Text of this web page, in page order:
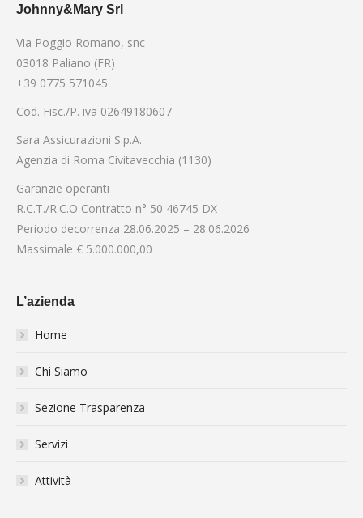
Johnny&Mary Srl
Via Poggio Romano, snc
03018 Paliano (FR)
+39 0775 571045
Cod. Fisc./P. iva 02649180607
Sara Assicurazioni S.p.A.
Agenzia di Roma Civitavecchia (1130)
Garanzie operanti
R.C.T./R.C.O Contratto n° 50 46745 DX
Periodo decorrenza 28.06.2025 – 28.06.2026
Massimale € 5.000.000,00
L’azienda
Home
Chi Siamo
Sezione Trasparenza
Servizi
Attività